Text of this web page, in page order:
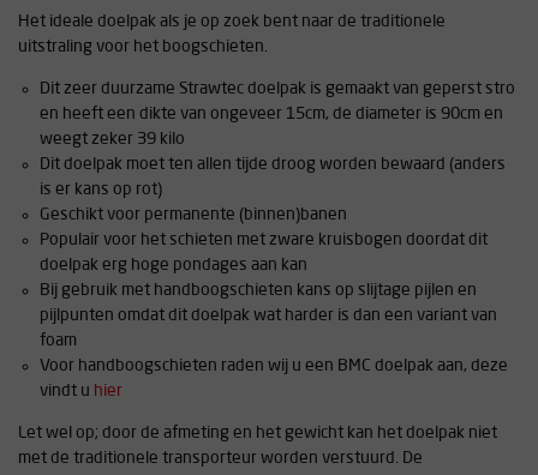
Het ideale doelpak als je op zoek bent naar de traditionele
uitstraling voor het boogschieten.
Dit zeer duurzame Strawtec doelpak is gemaakt van geperst stro
en heeft een dikte van ongeveer 15cm, de diameter is 90cm en
weegt zeker 39 kilo
Dit doelpak moet ten allen tijde droog worden bewaard (anders
is er kans op rot)
Geschikt voor permanente (binnen)banen
Populair voor het schieten met zware kruisbogen doordat dit
doelpak erg hoge pondages aan kan
Bij gebruik met handboogschieten kans op slijtage pijlen en
pijlpunten omdat dit doelpak wat harder is dan een variant van
foam
Voor handboogschieten raden wij u een BMC doelpak aan, deze
vindt u hier
Let wel op; door de afmeting en het gewicht kan het doelpak niet
met de traditionele transporteur worden verstuurd. De